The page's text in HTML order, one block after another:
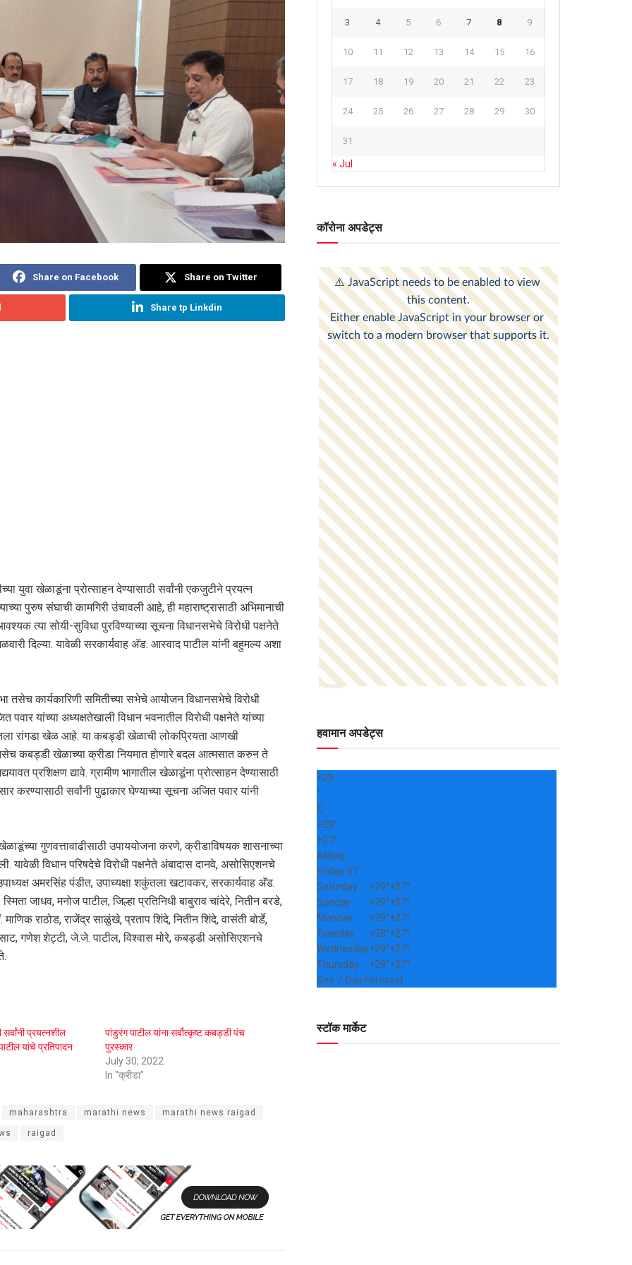
Share on Facebook Share on Twitter
Share tp Linkdin
युवा खेळाडूंना प्रोत्साहन देण्यासाठी सर्वांनी एकजुटीने प्रयत्न
पुरुष संघाची कामगिरी उंचावली आहे, ही महाराष्ट्रासाठी अभिमानाची
त्या सोयी-सुविधा पुरविण्याच्या सूचना विधानसभेचे विरोधी पक्षनेते
दिल्या. यावेळी सरकार्यवाह अ‍ॅड. आस्वाद पाटील यांनी बहुमल्य अशा
तसेच कार्यकारिणी समितीच्या सभेचे आयोजन विधानसभेचे विरोधी
यांच्या अध्यक्षतेखाली विधान भवनातील विरोधी पक्षनेते यांच्या
रांगडा खेळ आहे. या कबड्डी खेळाची लोकप्रियता आणखी
कबड्डी खेळाच्या क्रीडा नियमात होणारे बदल आत्मसात करुन ते
प्रशिक्षण द्यावे. ग्रामीण भागातील खेळाडूंना प्रोत्साहन देण्यासाठी
करण्यासाठी सर्वांनी पुढाकार घेण्याच्या सूचना अजित पवार यांनी
गुणवत्तावाढीसाठी उपाययोजना करणे, क्रीडाविषयक शासनाच्या
यावेळी विधान परिषदेचे विरोधी पक्षनेते अंबादास दानवे, असोसिएशनचे
अमरसिंह पंडीत, उपाध्यक्षा शकुंतला खटावकर, सरकार्यवाह अ‍ॅड.
जाधव, मनोज पाटील, जिल्हा प्रतिनिधी बाबुराव चांदेरे, नितीन बरडे,
राठोड, राजेंद्र साळुंखे, प्रताप शिंदे, नितीन शिंदे, वासंती बोर्डे,
गणेश शेट्टी, जे.जे. पाटील, विश्‍वास मोरे, कबड्डी असोसिएशनचे
सर्वांनी प्रयत्नशील
यांचे प्रतिपादन
पांडुरंग पाटील यांना सर्वोत्कृष्ट कबड्डी पंच
पुरस्कार
July 30, 2022
In "क्रीडा"
maharashtra marathi news marathi news raigad
raigad
3 4 5 6 7 8 9
10 11 12 13 14 15 16
17 18 19 20 21 22 23
24 25 26 27 28 29 30
31
« Jul
कॉरोना अपडेट्स
हवामान अपडेट्स
+29
°
C
+29°
+27°
Alibag
Friday, 07
Saturday
+29°+27°
Sunday
+29°+27°
Monday
+29°+27°
Tuesday
+28°+27°
Wednesday+29°+27°
Thursday
+29°+27°
See 7-Day Forecast
स्टॉक मार्केट